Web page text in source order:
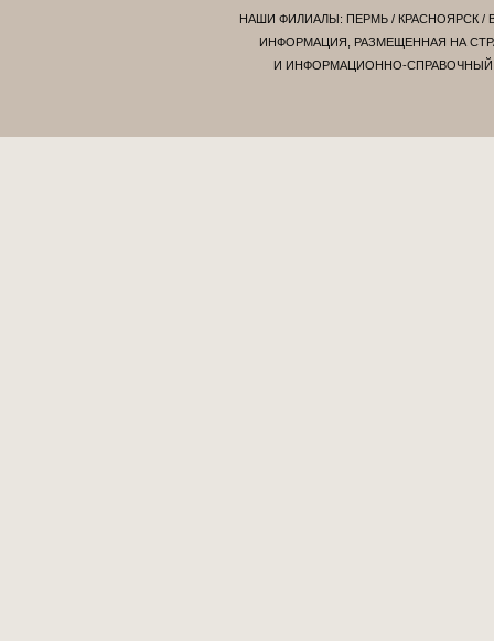
НАШИ ФИЛИАЛЫ: ПЕРМЬ / КРАСНОЯРСК /
ИНФОРМАЦИЯ, РАЗМЕЩЕННАЯ НА
И ИНФОРМАЦИОННО-СПРАВОЧНЫЙ